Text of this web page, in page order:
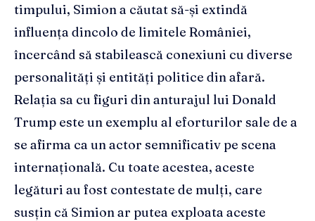
timpului, Simion a căutat să-și extindă
influența dincolo de limitele României,
încercând să stabilească conexiuni cu diverse
personalități și entități politice din afară.
Relația sa cu figuri din anturajul lui Donald
Trump este un exemplu al eforturilor sale de a
se afirma ca un actor semnificativ pe scena
internațională. Cu toate acestea, aceste
legături au fost contestate de mulți, care
susțin că Simion ar putea exploata aceste